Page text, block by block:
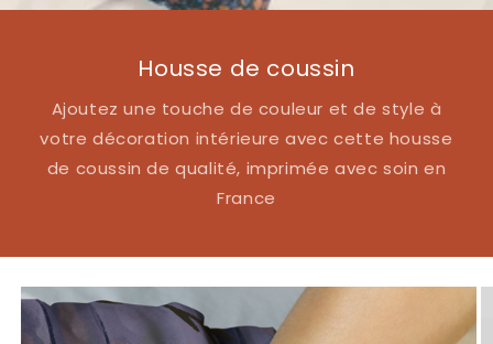
Housse de coussin
Ajoutez une touche de couleur et de style à
votre décoration intérieure avec cette housse
de coussin de qualité, imprimée avec soin en
France